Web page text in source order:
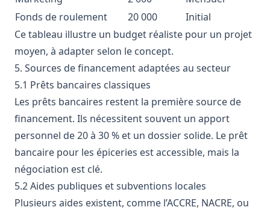
Fonds de roulement
20 000
Initial
Ce tableau illustre un budget réaliste pour un projet
moyen, à adapter selon le concept.
5. Sources de financement adaptées au secteur
5.1 Prêts bancaires classiques
Les prêts bancaires restent la première source de
financement. Ils nécessitent souvent un apport
personnel de 20 à 30 % et un dossier solide. Le prêt
bancaire pour les épiceries est accessible, mais la
négociation est clé.
5.2 Aides publiques et subventions locales
Plusieurs aides existent, comme l’ACCRE, NACRE, ou